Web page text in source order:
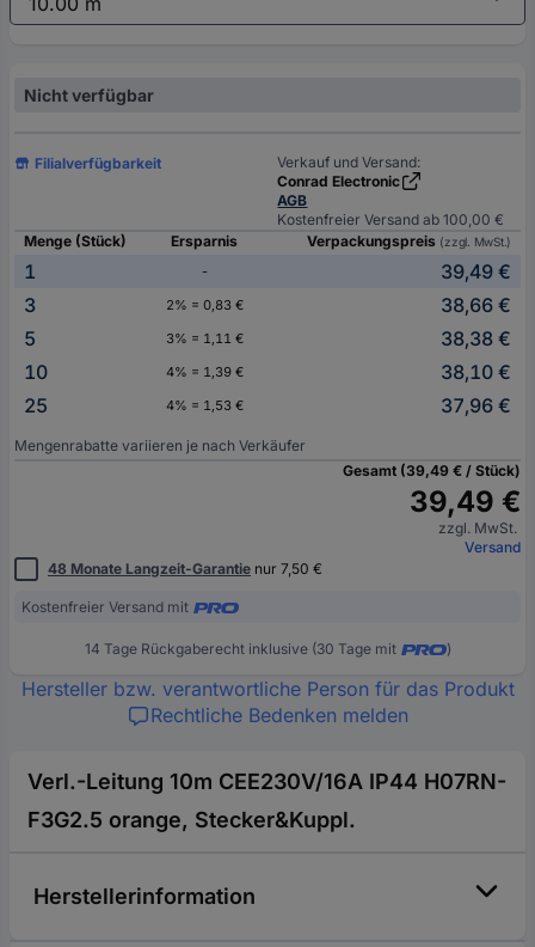
Nicht verfügbar
Filialverfügbarkeit
Verkauf und Versand:
Conrad Electronic
AGB
Kostenfreier Versand ab 100,00 €
Menge (Stück)
Ersparnis Verpackungspreis (zzgl. MwSt.)
1 -
39,49 €
3
2% = 0,83 €
38,66 €
5
3% = 1,11 €
38,38 €
10
4% = 1,39 €
38,10 €
25
4% = 1,53 € 37,96 €
Mengenrabatte variieren je nach Verkäufer
Gesamt (39,49 € / Stück)
39,49 €
zzgl. MwSt.
Versand
48 Monate Langzeit-Garantie nur 7,50 €
Kostenfreier Versand mit
14 Tage Rückgaberecht inklusive (30 Tage mit )
Hersteller bzw. verantwortliche Person für das Produkt
Rechtliche Bedenken melden
Verl.-Leitung 10m CEE230V/16A IP44 H07RN-
F3G2.5 orange, Stecker&Kuppl.
Herstellerinformation